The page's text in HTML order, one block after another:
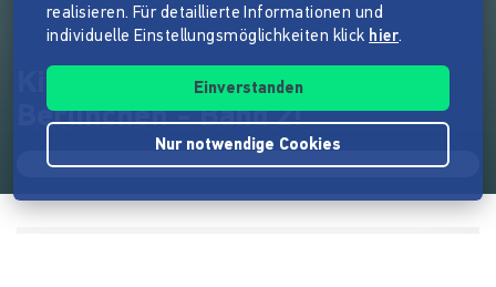
Kinderbuch: Nelly und die
Berlinchen - Band 2!
realisieren. Für detaillierte Informationen und
individuelle Einstellungsmöglichkeiten klick hier.
Einverstanden
Nur notwendige Cookies